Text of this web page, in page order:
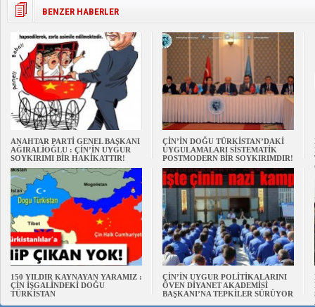
BENZER HABERLER
ANAHTAR PARTİ GENEL BAŞKANI
AĞIRALİOĞLU : ÇİN’İN UYGUR
SOYKIRIMI BİR HAKİKATTIR!
ÇİN’İN DOĞU TÜRKİSTAN’DAKİ
UYGULAMALARI SİSTEMATİK
POSTMODERN BİR SOYKIRIMDIR!
150 YILDIR KAYNAYAN YARAMIZ :
ÇİN İŞGALİNDEKİ DOĞU
TÜRKİSTAN
ÇİN’İN UYGUR POLİTİKALARINI
ÖVEN DİYANET AKADEMİSİ
BAŞKANI’NA TEPKİLER SÜRÜYOR